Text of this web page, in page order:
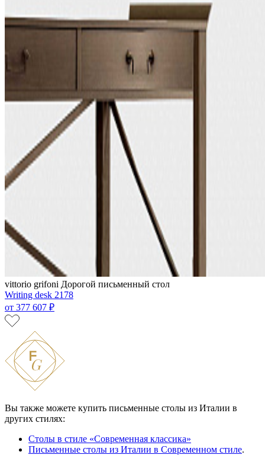
vittorio grifoni Дорогой письменный стол
Writing desk 2178
от 377 607 ₽
Вы также можете купить письменные столы из Италии в
других стилях:
Столы в стиле «Современная классика»
Письменные столы из Италии в Современном стиле.